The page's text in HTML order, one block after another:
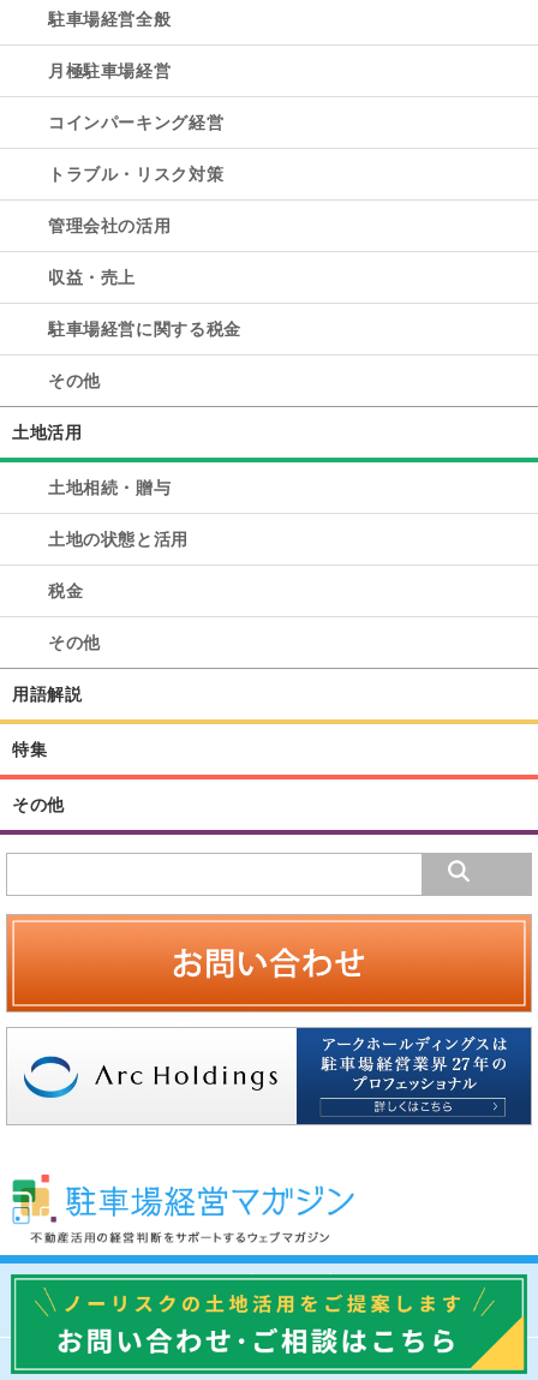
駐車場経営全般
月極駐車場経営
コインパーキング経営
トラブル・リスク対策
管理会社の活用
収益・売上
駐車場経営に関する税金
その他
土地活用
土地相続・贈与
土地の状態と活用
税金
その他
用語解説
特集
その他
駐車場経営マガジンについて 運営会社
プライバシーポリシー
専門家に相談する
お問い合わせ